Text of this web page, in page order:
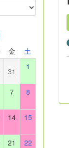
金 土
31 1
7 8
14 15
21 22